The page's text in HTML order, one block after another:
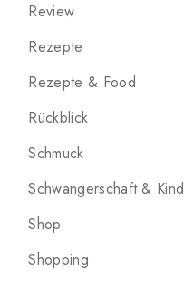
Review
Rezepte
Rezepte & Food
Rückblick
Schmuck
Schwangerschaft & Kind
Shop
Shopping